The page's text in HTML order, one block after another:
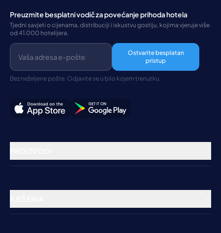
Preuzmite besplatni vodič za povećanje prihoda hotela
Tjedni savjeti o cijenama, distribuciji i iskustvu gostiju, kojima vjeruje više
od 41.000 hotelijera.
Ostvarite besplatan
pristup
Bez neželjene pošte. Odjavite se u bilo kojem trenutku.
Rezervacijski sustav
Booking Engine
Hoteli